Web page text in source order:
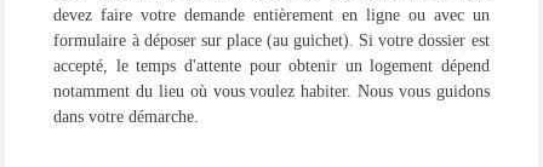
devez faire votre demande entièrement en ligne ou avec un
formulaire à déposer sur place (au guichet). Si votre dossier est
accepté, le temps d'attente pour obtenir un logement dépend
notamment du lieu où vous voulez habiter. Nous vous guidons
dans votre démarche.